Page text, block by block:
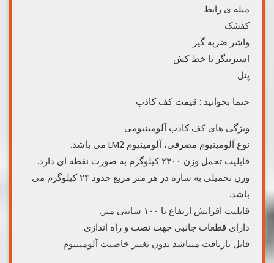
میله ی رابط
کفشک
واشر ضربه گیر
استرینگر یا خط کش
پنل
حتما بخوانید : قیمت کف کاذب
ویژگی های کف کاذب آلومینیومی
نوع آلومینیوم مصرفی، آلومینیوم LM2 می باشد.
قابلیت تحمل وزن ۲۳۰۰ کیلوگرم به صورت نقطه ای دارد.
وزن تحمیلی به سازه در هر متر مربع حدود ۲۴ کیلوگرم می
باشد.
قابلیت افزایش ارتفاع تا ۱۰۰ سانتی متر.
دارای قطعات جانبی جهت نصب و راه اندازی.
قابل بازیافت میباشد بدون تغییر خاصیت آلومینیوم.